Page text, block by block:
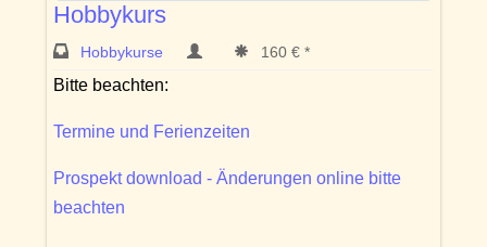
Hobbykurs
Hobbykurse 160 € *
Bitte beachten:
Termine und Ferienzeiten
Prospekt download - Änderungen online bitte
beachten